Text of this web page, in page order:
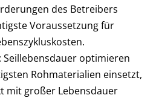
des Betreibers
Voraussetzung für
Seillebensdauer optimieren
Rohmaterialien einsetzt,
mit großer Lebensdauer